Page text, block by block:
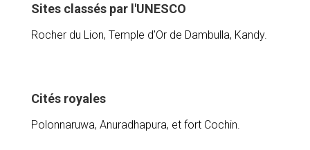
Sites classés par l'UNESCO
Rocher du Lion, Temple d’Or de Dambulla, Kandy.
Cités royales
Polonnaruwa, Anuradhapura, et fort Cochin.